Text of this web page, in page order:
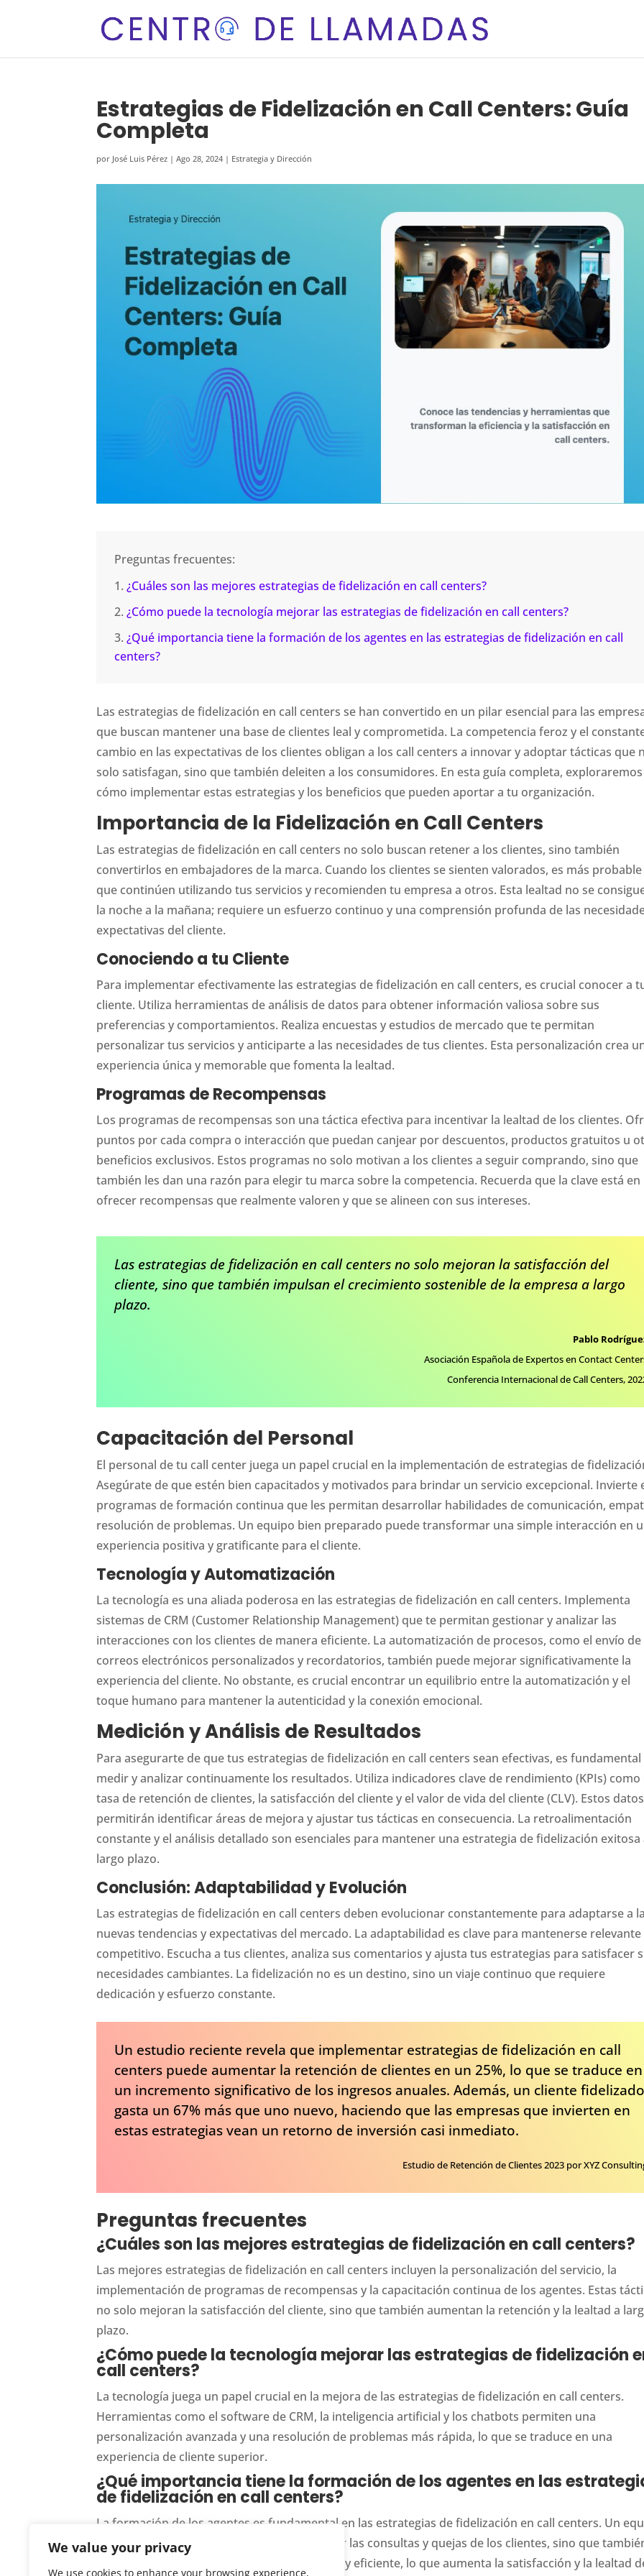
We value your privacy
We use cookies to enhance your browsing experience,
Estrategias de Fidelización en Call Centers: Guía
Completa
por José Luis Pérez |Ago 28, 2024 | Estrategia y Dirección
Preguntas frecuentes:
¿Cuáles son las mejores estrategias de fidelización en call centers?
¿Cómo puede la tecnología mejorar las estrategias de fidelización en call centers?
¿Qué importancia tiene la formación de los agentes en las estrategias de fidelización en call
centers?
Las estrategias de fidelización en call centers se han convertido en un pilar esencial para las
que buscan mantener una base de clientes leal y comprometida. La competencia feroz y el
cambio en las expectativas de los clientes obligan a los call centers a innovar y adoptar tácticas que
solo satisfagan, sino que también deleiten a los consumidores. En esta guía completa, exploraremos
cómo implementar estas estrategias y los beneficios que pueden aportar a tu organización.
Importancia de la Fidelización en Call Centers
Las estrategias de fidelización en call centers no solo buscan retener a los clientes, sino también
convertirlos en embajadores de la marca. Cuando los clientes se sienten valorados, es más probable
que continúen utilizando tus servicios y recomienden tu empresa a otros. Esta lealtad no se
la noche a la mañana; requiere un esfuerzo continuo y una comprensión profunda de las
expectativas del cliente.
Conociendo a tu Cliente
Para implementar efectivamente las estrategias de fidelización en call centers, es crucial conocer a
cliente. Utiliza herramientas de análisis de datos para obtener información valiosa sobre sus
preferencias y comportamientos. Realiza encuestas y estudios de mercado que te permitan
personalizar tus servicios y anticiparte a las necesidades de tus clientes. Esta personalización crea
experiencia única y memorable que fomenta la lealtad.
Programas de Recompensas
Los programas de recompensas son una táctica efectiva para incentivar la lealtad de los clientes.
puntos por cada compra o interacción que puedan canjear por descuentos, productos gratuitos u
beneficios exclusivos. Estos programas no solo motivan a los clientes a seguir comprando, sino que
también les dan una razón para elegir tu marca sobre la competencia. Recuerda que la clave está en
ofrecer recompensas que realmente valoren y que se alineen con sus intereses.
Las estrategias de fidelización en call centers no solo mejoran la satisfacción del
cliente, sino que también impulsan el crecimiento sostenible de la empresa a largo
plazo.
Pablo
Asociación Española de Expertos en Contact
Conferencia Internacional de Call Centers,
Capacitación del Personal
El personal de tu call center juega un papel crucial en la implementación de estrategias de
Asegúrate de que estén bien capacitados y motivados para brindar un servicio excepcional. Invierte
programas de formación continua que les permitan desarrollar habilidades de comunicación,
resolución de problemas. Un equipo bien preparado puede transformar una simple interacción en
experiencia positiva y gratificante para el cliente.
Tecnología y Automatización
La tecnología es una aliada poderosa en las estrategias de fidelización en call centers. Implementa
sistemas de CRM (Customer Relationship Management) que te permitan gestionar y analizar las
interacciones con los clientes de manera eficiente. La automatización de procesos, como el envío de
correos electrónicos personalizados y recordatorios, también puede mejorar significativamente la
experiencia del cliente. No obstante, es crucial encontrar un equilibrio entre la automatización y el
toque humano para mantener la autenticidad y la conexión emocional.
Medición y Análisis de Resultados
Para asegurarte de que tus estrategias de fidelización en call centers sean efectivas, es fundamental
medir y analizar continuamente los resultados. Utiliza indicadores clave de rendimiento (KPIs) como
tasa de retención de clientes, la satisfacción del cliente y el valor de vida del cliente (CLV). Estos
permitirán identificar áreas de mejora y ajustar tus tácticas en consecuencia. La retroalimentación
constante y el análisis detallado son esenciales para mantener una estrategia de fidelización exitosa
largo plazo.
Conclusión: Adaptabilidad y Evolución
Las estrategias de fidelización en call centers deben evolucionar constantemente para adaptarse a
nuevas tendencias y expectativas del mercado. La adaptabilidad es clave para mantenerse relevante
competitivo. Escucha a tus clientes, analiza sus comentarios y ajusta tus estrategias para satisfacer
necesidades cambiantes. La fidelización no es un destino, sino un viaje continuo que requiere
dedicación y esfuerzo constante.
Un estudio reciente revela que implementar estrategias de fidelización en call
centers puede aumentar la retención de clientes en un 25%, lo que se traduce en
un incremento significativo de los ingresos anuales. Además, un cliente fidelizado
gasta un 67% más que uno nuevo, haciendo que las empresas que invierten en
estas estrategias vean un retorno de inversión casi inmediato.
Estudio de Retención de Clientes 2023 por XYZ
Preguntas frecuentes
¿Cuáles son las mejores estrategias de fidelización en call centers?
Las mejores estrategias de fidelización en call centers incluyen la personalización del servicio, la
implementación de programas de recompensas y la capacitación continua de los agentes. Estas
no solo mejoran la satisfacción del cliente, sino que también aumentan la retención y la lealtad a
plazo.
¿Cómo puede la tecnología mejorar las estrategias de fidelización
call centers?
La tecnología juega un papel crucial en la mejora de las estrategias de fidelización en call centers.
Herramientas como el software de CRM, la inteligencia artificial y los chatbots permiten una
personalización avanzada y una resolución de problemas más rápida, lo que se traduce en una
experiencia de cliente superior.
¿Qué importancia tiene la formación de los agentes en las
de fidelización en call centers?
La formación de los agentes es fundamental en las estrategias de fidelización en call centers. Un
bien capacitado no solo puede manejar mejor las consultas y quejas de los clientes, sino que
puede ofrecer un servicio más personalizado y eficiente, lo que aumenta la satisfacción y la lealtad